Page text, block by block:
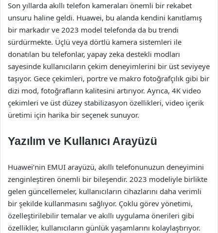
Son yıllarda akıllı telefon kameraları önemli bir rekabet
unsuru haline geldi. Huawei, bu alanda kendini kanıtlamış
bir markadır ve 2023 model telefonda da bu trendi
sürdürmekte. Üçlü veya dörtlü kamera sistemleri ile
donatılan bu telefonlar, yapay zeka destekli modları
sayesinde kullanıcıların çekim deneyimlerini bir üst seviyeye
taşıyor. Gece çekimleri, portre ve makro fotoğrafçılık gibi bir
dizi mod, fotoğrafların kalitesini artırıyor. Ayrıca, 4K video
çekimleri ve üst düzey stabilizasyon özellikleri, video içerik
üretimi için harika bir seçenek sunuyor.
Yazılım ve Kullanıcı Arayüzü
Huawei’nin EMUI arayüzü, akıllı telefonunuzun deneyimini
zenginleştiren önemli bir bileşendir. 2023 modeliyle birlikte
gelen güncellemeler, kullanıcıların cihazlarını daha verimli
bir şekilde kullanmasını sağlıyor. Çoklu görev yönetimi,
özelleştirilebilir temalar ve akıllı uygulama önerileri gibi
özellikler, kullanıcıların günlük yaşamlarını kolaylaştırıyor.